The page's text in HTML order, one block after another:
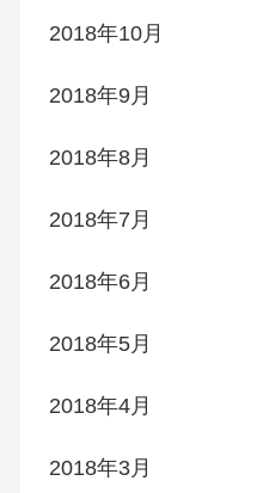
2018年10月
2018年9月
2018年8月
2018年7月
2018年6月
2018年5月
2018年4月
2018年3月